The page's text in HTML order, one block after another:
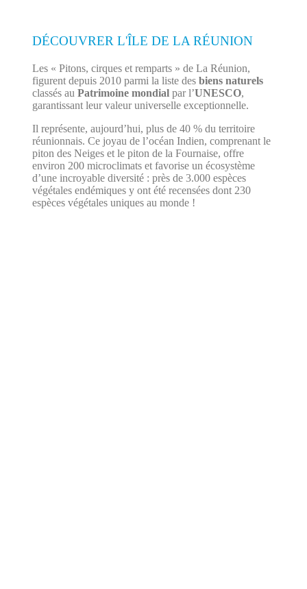
DÉCOUVRER L'ÎLE DE LA RÉUNION
Les « Pitons, cirques et remparts » de La Réunion,
figurent depuis 2010 parmi la liste des biens naturels
classés au Patrimoine mondialpar l’UNESCO,
garantissant leur valeur universelle exceptionnelle.
Il représente, aujourd’hui, plus de 40 % du territoire
réunionnais. Ce joyau de l’océan Indien, comprenant le
piton des Neiges et le piton de la Fournaise, offre
environ 200 microclimats et favorise un écosystème
d’une incroyable diversité : près de 3.000 espèces
végétales endémiques y ont été recensées dont 230
espèces végétales uniques au monde !